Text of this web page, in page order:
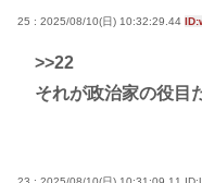
25 : 2025/08/10(日) 10:32:29.44
>>22
それが政治家の役目